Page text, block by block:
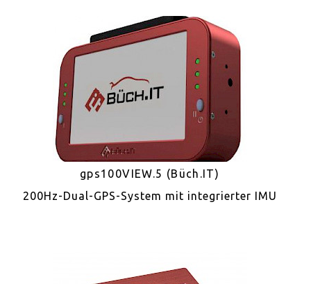
gps100VIEW.5 (Büch.IT)
200Hz-Dual-GPS-System mit integrierter IMU